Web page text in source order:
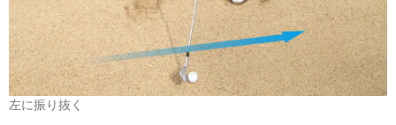
左に振り抜く